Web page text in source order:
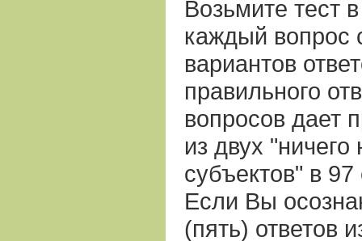
Возьмите тест
каждый вопрос
вариантов
правильного
вопросов дает
из двух
субъектов" в
Если Вы
(пять) ответов